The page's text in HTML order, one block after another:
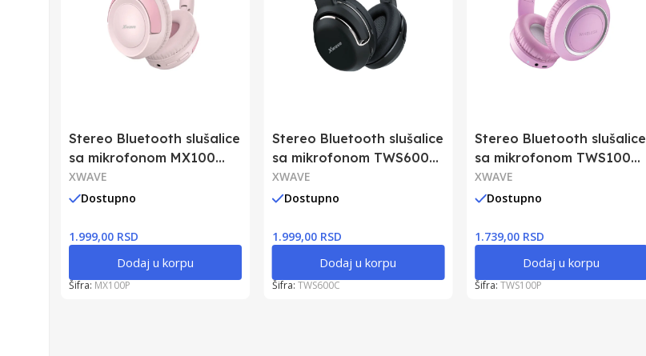
Stereo Bluetooth slušalice
sa mikrofonom MX100
roze
XWAVE
Dostupno
1.999,00 RSD
Dodaj u korpu
Šifra: MX100P
Stereo Bluetooth slušalice
sa mikrofonom TWS600
crne
XWAVE
Dostupno
1.999,00 RSD
Dodaj u korpu
Šifra: TWS600C
Stereo Bluetooth slušalice
sa mikrofonom TWS100
roze
XWAVE
Dostupno
1.739,00 RSD
Dodaj u korpu
Šifra:TWS100P